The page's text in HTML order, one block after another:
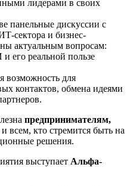
лидерами в своих
панельные дискуссии с
сектора и бизнес-
актуальным вопросам:
его реальной пользе
возможность для
контактов, обмена идеями
предпринимателям,
и всем, кто стремится быть на
решения.
выступает Альфа-